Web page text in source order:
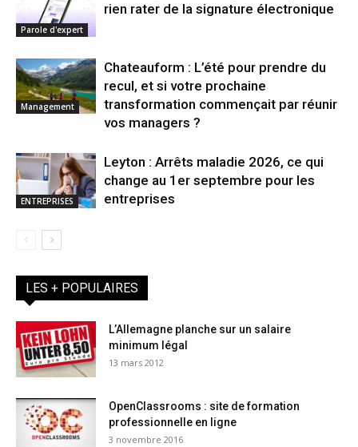
Parole d'expert
rien rater de la signature électronique
Management
Chateauform : L’été pour prendre du
recul, et si votre prochaine
transformation commençait par réunir
vos managers ?
ENTREPRISES
Leyton : Arrêts maladie 2026, ce qui
change au 1er septembre pour les
entreprises
LES + POPULAIRES
L’Allemagne planche sur un salaire
minimum légal
13 mars 2012
OpenClassrooms : site de formation
professionnelle en ligne
3 novembre 2016